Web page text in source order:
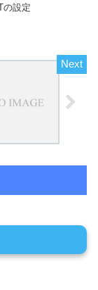
の設定